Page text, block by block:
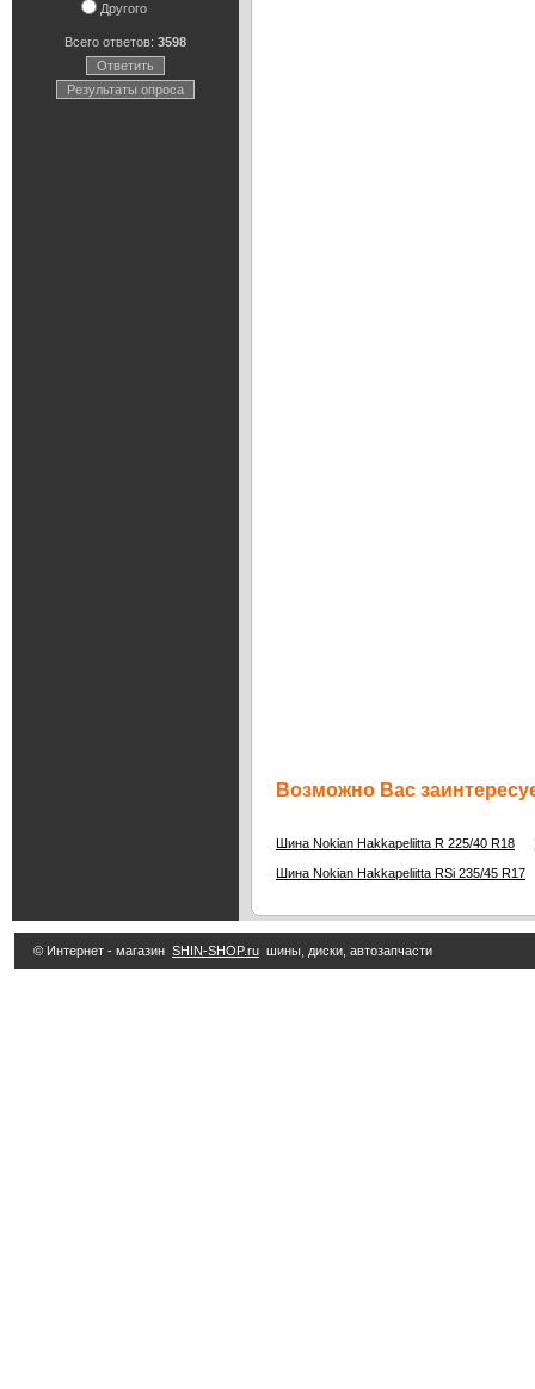
Другого
Всего ответов: 3598
Ответить
Результаты опроса
Возможно Вас
Шина Nokian Hakkapeliitta R 225/40 R18
Шина Nokian Hakkapeliitta RSi 235/45 R17
© Интернет - магазин SHIN-SHOP.ru шины, диски, автозапчасти